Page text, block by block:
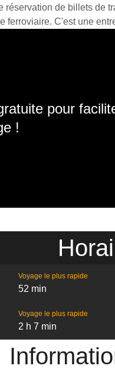
réservation de billets de
ferroviaire. C'est une
pour
!
Voyage le plus rapide
52 min
Voyage le plus rapide
2 h 7 min